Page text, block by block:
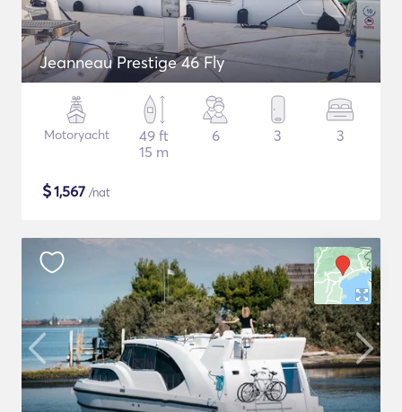
Jeanneau Prestige 46 Fly
Motoryacht
49 ft
15 m
6 3 3
$1,567 /nat